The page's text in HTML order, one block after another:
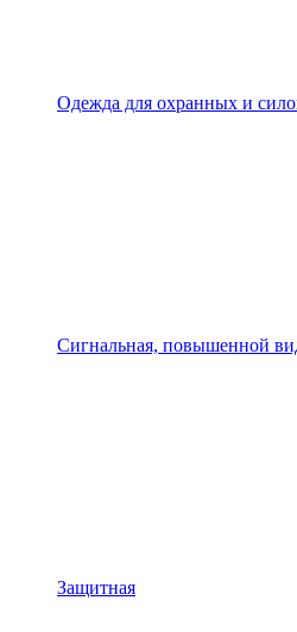
Одежда для охранных и
Сигнальная, повышенной
Защитная